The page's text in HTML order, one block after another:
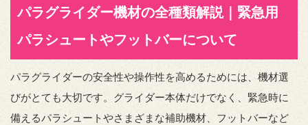
パラグライダー機材の全種類解説｜緊急用
パラシュートやフットバーについて
パラグライダーの安全性や操作性を高めるためには、機材選
びがとても大切です。グライダー本体だけでなく、緊急時に
備えるパラシュートやさまざまな補助機材、フットバーなど